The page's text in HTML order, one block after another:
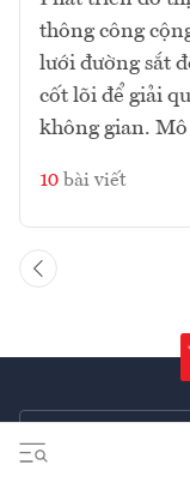
thông công
lưới đường sắt
cốt lõi để giải
không gian.
10 bài viết